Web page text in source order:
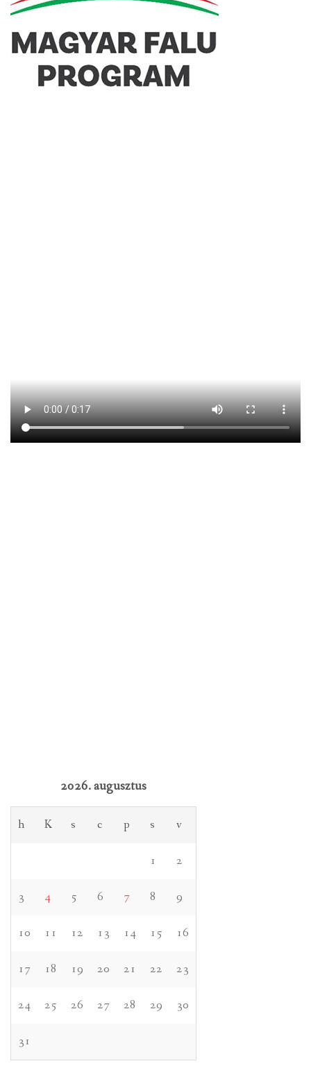
2026. augusztus
h K s c p s v
1 2
3 4 5 6 7 8 9
10 11 12 13 14 15 16
17 18 19 20 21 22 23
24 25 26 27 28 29 30
31